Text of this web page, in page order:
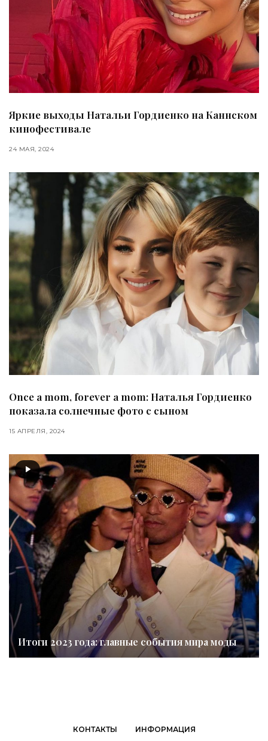
Яркие выходы Натальи Гордиенко на Каннском
кинофестивале
24 МАЯ, 2024
Once a mom, forever a mom: Наталья Гордиенко
показала солнечные фото с сыном
15 АПРЕЛЯ, 2024
Итоги 2023 года: главные события мира моды
КОНТАКТЫ ИНФОРМАЦИЯ